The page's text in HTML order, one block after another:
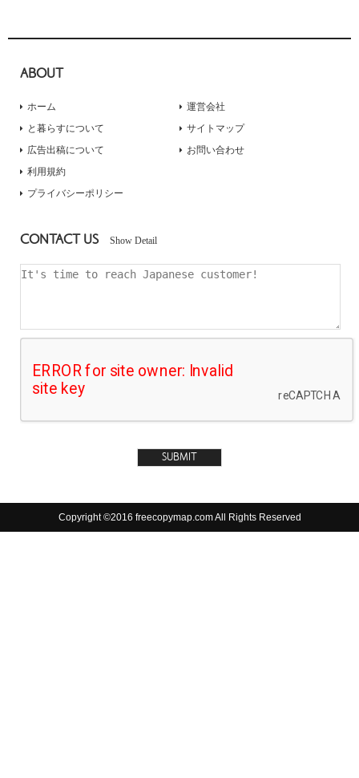
ABOUT
ホーム
と暮らすについて
広告出稿について
運営会社
サイトマップ
お問い合わせ
利用規約
プライバシーポリシー
CONTACT US Show Detail
Copyright ©2016 freecopymap.com All Rights Reserved